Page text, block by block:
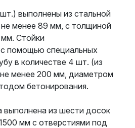
выполнены из стальной
менее 89 мм, с толщиной
мм. Стойки
помощью специальных
в количестве 4 шт. (из
менее 200 мм, диаметром
бетонирования.
выполнена из шести досок
мм с отверстиями под